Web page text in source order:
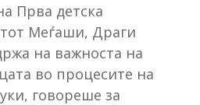
Прва детска
Меѓаши, Драги
на важноста на
во процесите на
говореше за